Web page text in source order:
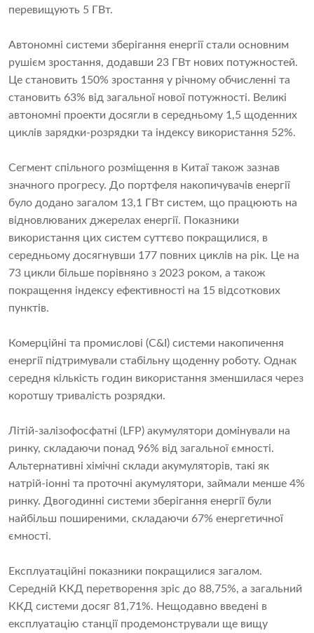
перевищують 5 ГВт.
Автономні системи зберігання енергії стали основним
рушієм зростання, додавши 23 ГВт нових потужностей.
Це становить 150% зростання у річному обчисленні та
становить 63% від загальної нової потужності. Великі
автономні проекти досягли в середньому 1,5 щоденних
циклів зарядки-розрядки та індексу використання 52%.
Сегмент спільного розміщення в Китаї також зазнав
значного прогресу. До портфеля накопичувачів енергії
було додано загалом 13,1 ГВт систем, що працюють на
відновлюваних джерелах енергії. Показники
використання цих систем суттєво покращилися, в
середньому досягнувши 177 повних циклів на рік. Це на
73 цикли більше порівняно з 2023 роком, а також
покращення індексу ефективності на 15 відсоткових
пунктів.
Комерційні та промислові (C&I) системи накопичення
енергії підтримували стабільну щоденну роботу. Однак
середня кількість годин використання зменшилася через
коротшу тривалість розрядки.
Літій-залізофосфатні (LFP) акумулятори домінували на
ринку, складаючи понад 96% від загальної ємності.
Альтернативні хімічні склади акумуляторів, такі як
натрій-іонні та проточні акумулятори, займали менше 4%
ринку. Двогодинні системи зберігання енергії були
найбільш поширеними, складаючи 67% енергетичної
ємності.
Експлуатаційні показники покращилися загалом.
Середній ККД перетворення зріс до 88,75%, а загальний
ККД системи досяг 81,71%. Нещодавно введені в
експлуатацію станції продемонстрували ще вищу